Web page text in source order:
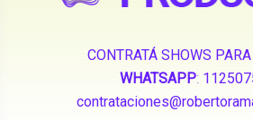
CONTRATÁ SHOWS
WHATSAPP: